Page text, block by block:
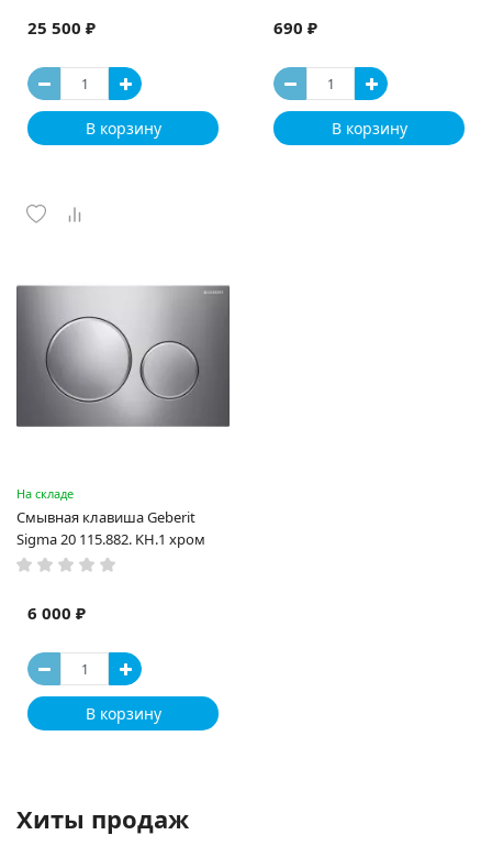
25 500 ₽
В корзину
690 ₽
В корзину
На складе
Смывная клавиша Geberit
Sigma 20 115.882. KH.1 хром
6 000 ₽
В корзину
Хиты продаж